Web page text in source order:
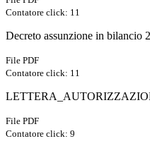
Contatore click: 11
Decreto assunzione in bilancio
File PDF
Contatore click: 11
File PDF
Contatore click: 9